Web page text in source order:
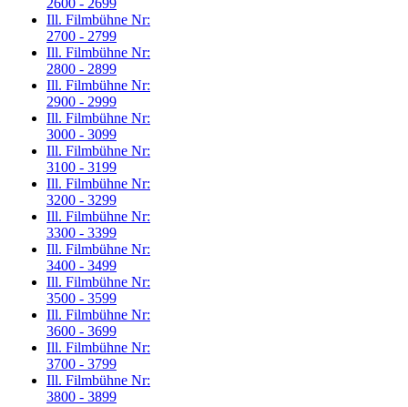
Ill. Filmbühne Nr:
2700 - 2799
Ill. Filmbühne Nr:
2800 - 2899
Ill. Filmbühne Nr:
2900 - 2999
Ill. Filmbühne Nr:
3000 - 3099
Ill. Filmbühne Nr:
3100 - 3199
Ill. Filmbühne Nr:
3200 - 3299
Ill. Filmbühne Nr:
3300 - 3399
Ill. Filmbühne Nr:
3400 - 3499
Ill. Filmbühne Nr:
3500 - 3599
Ill. Filmbühne Nr:
3600 - 3699
Ill. Filmbühne Nr:
3700 - 3799
Ill. Filmbühne Nr:
3800 - 3899